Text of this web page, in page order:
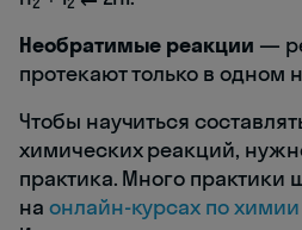
Необратимые реакции —
протекают только в одном
Чтобы научиться
химических реакций,
практика. Много практики
на онлайн-курсах по химии